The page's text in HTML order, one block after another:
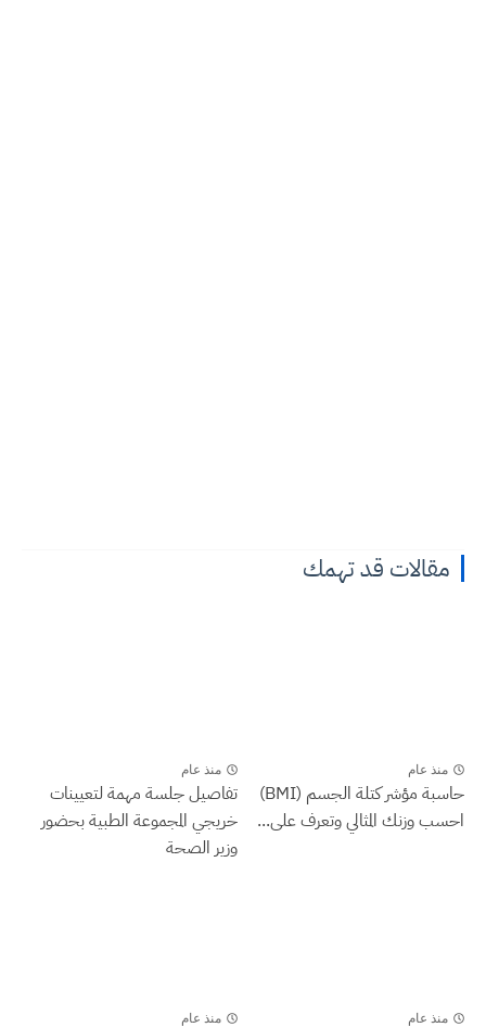
مقالات قد تهمك
منذ عام
حاسبة مؤشر كتلة الجسم (BMI)
احسب وزنك المثالي وتعرف على...
منذ عام
تفاصيل جلسة مهمة لتعيينات
خريجي المجموعة الطبية بحضور
وزير الصحة
منذ عام منذ عام